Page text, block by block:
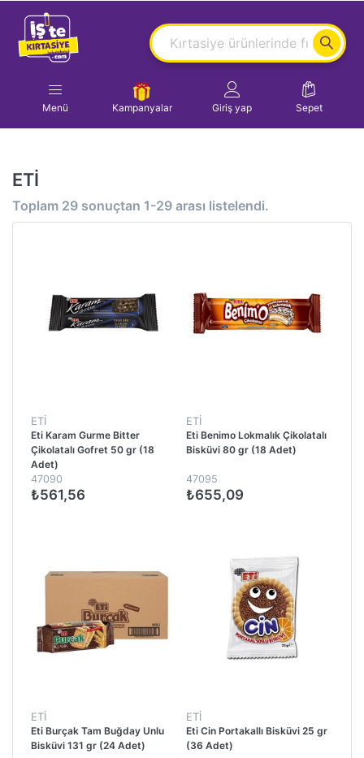
Menü Kampanyalar Giriş yap Sepet
ETİ
Toplam 29 sonuçtan 1-29 arası listelendi.
ETİ
Eti Karam Gurme Bitter
Çikolatalı Gofret 50 gr (18
Adet)
47090
₺561,56
ETİ
Eti Benimo Lokmalık Çikolatalı
Bisküvi 80 gr (18 Adet)
47095
₺655,09
ETİ
Eti Burçak Tam Buğday Unlu
Bisküvi 131 gr (24 Adet)
ETİ
Eti Cin Portakallı Bisküvi 25 gr
(36 Adet)